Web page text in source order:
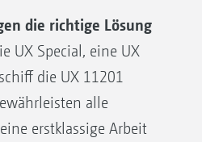
die richtige Lösung
UX Special, eine UX
die UX 11201
alle
erstklassige Arbeit